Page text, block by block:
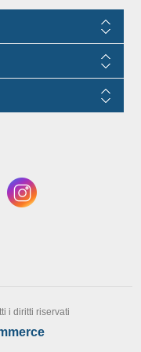
i diritti riservati